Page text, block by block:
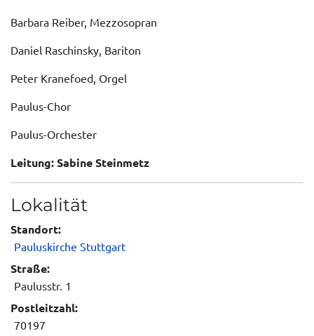
Barbara Reiber, Mezzosopran
Daniel Raschinsky, Bariton
Peter Kranefoed, Orgel
Paulus-Chor
Paulus-Orchester
Leitung: Sabine Steinmetz
Lokalität
Standort:
Pauluskirche Stuttgart
Straße:
Paulusstr. 1
Postleitzahl:
70197